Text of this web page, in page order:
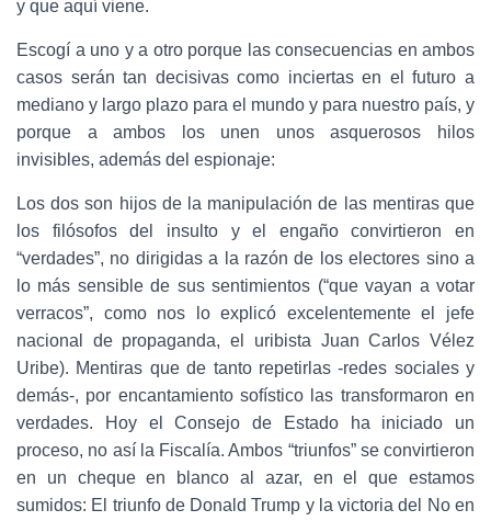
y que aquí viene.
Escogí a uno y a otro porque las consecuencias en ambos
casos serán tan decisivas como inciertas en el futuro a
mediano y largo plazo para el mundo y para nuestro país, y
porque a ambos los unen unos asquerosos hilos
invisibles, además del espionaje:
Los dos son hijos de la manipulación de las mentiras que
los filósofos del insulto y el engaño convirtieron en
“verdades”, no dirigidas a la razón de los electores sino a
lo más sensible de sus sentimientos (“que vayan a votar
verracos”, como nos lo explicó excelentemente el jefe
nacional de propaganda, el uribista Juan Carlos Vélez
Uribe). Mentiras que de tanto repetirlas -redes sociales y
demás-, por encantamiento sofístico las transformaron en
verdades. Hoy el Consejo de Estado ha iniciado un
proceso, no así la Fiscalía. Ambos “triunfos” se convirtieron
en un cheque en blanco al azar, en el que estamos
sumidos: El triunfo de Donald Trump y la victoria del No en